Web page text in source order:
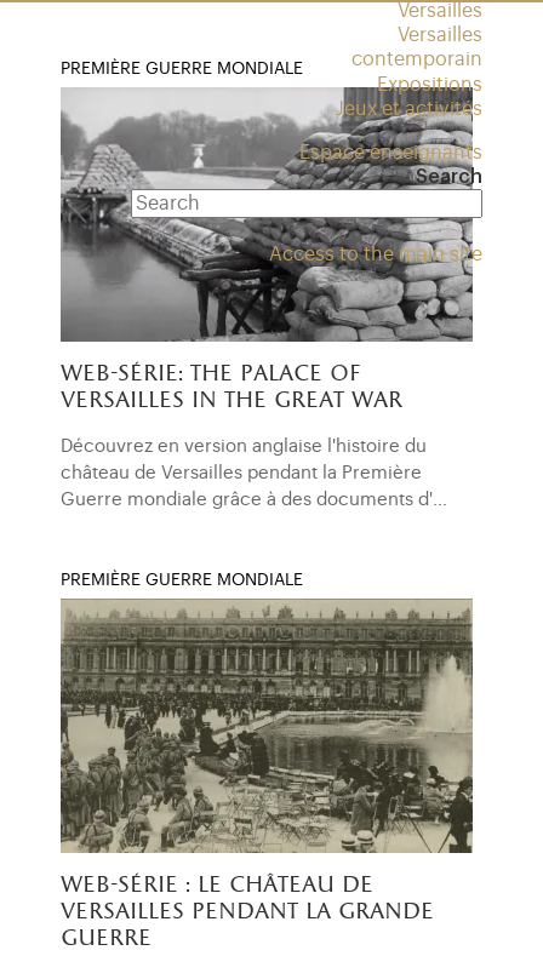
Versailles
Versailles
contemporain
Expositions
Jeux et activités
Espace enseignants
Search
Access to the main site
PREMIÈRE GUERRE MONDIALE
web-série: the palace of
versailles in the great war
Découvrez en version anglaise l'histoire du
château de Versailles pendant la Première
Guerre mondiale grâce à des documents d'…
PREMIÈRE GUERRE MONDIALE
web-série : le château de
versailles pendant la grande
guerre